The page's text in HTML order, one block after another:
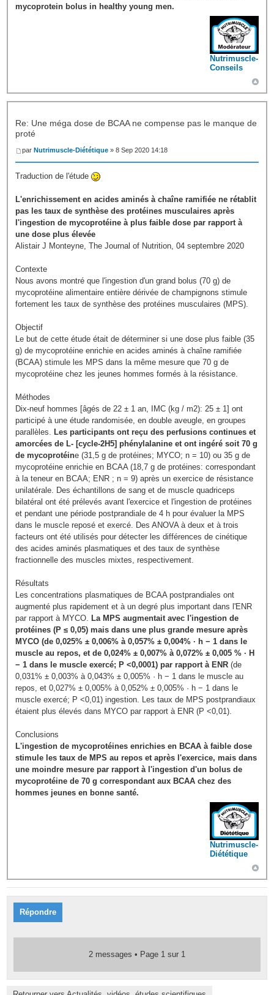
mycoprotein bolus in healthy young men.
Nutrimuscle-
Conseils
Re: Une méga dose de BCAA ne compense pas le manque de
proté
parNutrimuscle-Diététique » 8 Sep 2020 14:18
Traduction de l'étude
L'enrichissement en acides aminés à chaîne ramifiée ne rétablit
pas les taux de synthèse des protéines musculaires après
l'ingestion de mycoprotéine à plus faible dose par rapport à
une dose plus élevée
Alistair J Monteyne, The Journal of Nutrition, 04 septembre 2020
Contexte
Nous avons montré que l'ingestion d'un grand bolus (70 g) de
mycoprotéine alimentaire entière dérivée de champignons stimule
fortement les taux de synthèse des protéines musculaires (MPS).
Objectif
Le but de cette étude était de déterminer si une dose plus faible (35
g) de mycoprotéine enrichie en acides aminés à chaîne ramifiée
(BCAA) stimule les MPS dans la même mesure que 70 g de
mycoprotéine chez les jeunes hommes formés à la résistance.
Méthodes
Dix-neuf hommes [âgés de 22 ± 1 an, IMC (kg / m2): 25 ± 1] ont
participé à une étude randomisée, en double aveugle, en groupes
parallèles. Les participants ont reçu des perfusions continues et
amorcées de L- [cycle-2H5] phénylalanine et ont ingéré soit 70 g
de mycoprotéine (31,5 g de protéines; MYCO; n = 10) ou 35 g de
mycoprotéine enrichie en BCAA (18,7 g de protéines: correspondant
à la teneur en BCAA; ENR ; n = 9) après un exercice de résistance
unilatérale. Des échantillons de sang et de muscle quadriceps
bilatéral ont été prélevés avant l'exercice et l'ingestion de protéines
et pendant une période postprandiale de 4 h pour évaluer la MPS
dans le muscle reposé et exercé. Des ANOVA à deux et à trois
facteurs ont été utilisés pour détecter les différences de cinétique
des acides aminés plasmatiques et des taux de synthèse
fractionnelle des muscles mixtes, respectivement.
Résultats
Les concentrations plasmatiques de BCAA postprandiales ont
augmenté plus rapidement et à un degré plus important dans l'ENR
par rapport à MYCO. La MPS augmentait avec l'ingestion de
protéines (P ≤ 0,05) mais dans une plus grande mesure après
MYCO (de 0,025% ± 0,006% à 0,057% ± 0,004% · h − 1 dans le
muscle au repos, et de 0,024% ± 0,007% à 0,072% ± 0,005 % · H
− 1 dans le muscle exercé; P <0,0001) par rapport à ENR (de
0,031% ± 0,003% à 0,043% ± 0,005% · h − 1 dans le muscle au
repos, et 0,027% ± 0,005% à 0,052% ± 0,005% · h − 1 dans le
muscle exercé; P <0,01) ingestion. Les taux de MPS postprandiaux
étaient plus élevés dans MYCO par rapport à ENR (P <0,01).
Conclusions
L'ingestion de mycoprotéines enrichies en BCAA à faible dose
stimule les taux de MPS au repos et après l'exercice, mais dans
une moindre mesure par rapport à l'ingestion d'un bolus de
mycoprotéine de 70 g correspondant aux BCAA chez des
hommes jeunes en bonne santé.
Nutrimuscle-
Diététique
Répondre
2 messages • Page 1 sur 1